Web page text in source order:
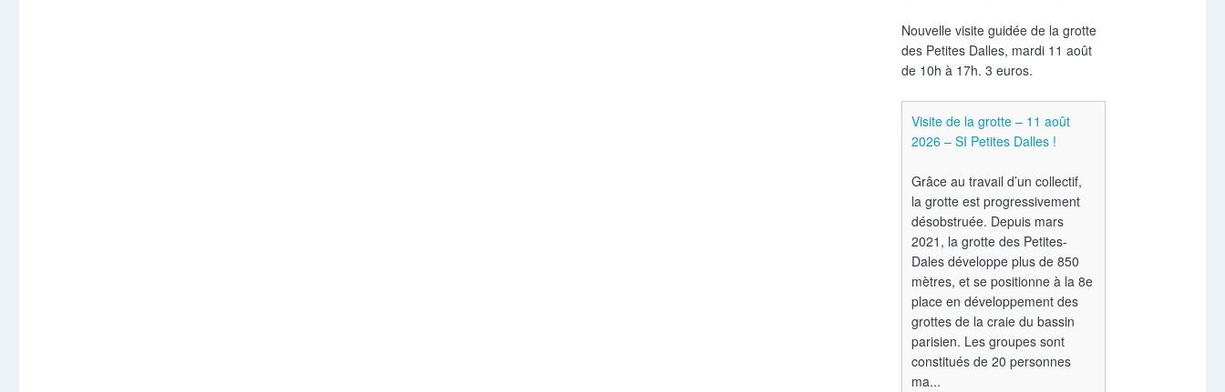
Nouvelle visite guidée de la grotte
des Petites Dalles, mardi 11 août
de 10h à 17h. 3 euros.
Visite de la grotte – 11 août
2026 – SI Petites Dalles !
Grâce au travail d’un collectif,
la grotte est progressivement
désobstruée. Depuis mars
2021, la grotte des Petites-
Dales développe plus de 850
mètres, et se positionne à la 8e
place en développement des
grottes de la craie du bassin
parisien. Les groupes sont
constitués de 20 personnes
ma...